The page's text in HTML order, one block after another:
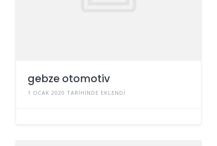
gebze otomotiv
1 OCAK 2020 TARIHINDE EKLENDI